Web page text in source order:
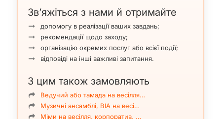
Зв’яжіться з нами й отримайте
допомогу в реалізації ваших завдань;
рекомендації щодо заходу;
організацію окремих послуг або всієї події;
відповіді на інші важливі запитання.
З цим також замовляють
Ведучий або тамада на весілля…
Музичні ансамблі, ВІА на весі…
Міми на весілля, корпоратив, …